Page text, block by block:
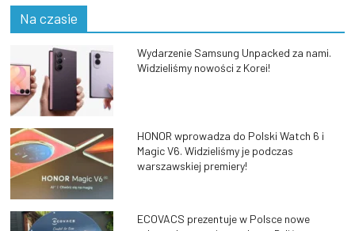
Na czasie
Wydarzenie Samsung Unpacked za nami.
Widzieliśmy nowości z Korei!
HONOR wprowadza do Polski Watch 6 i
Magic V6. Widzieliśmy je podczas
warszawskiej premiery!
ECOVACS prezentuje w Polsce nowe